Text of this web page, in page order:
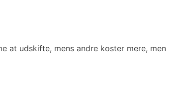
at udskifte, mens andre koster mere, men